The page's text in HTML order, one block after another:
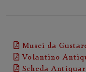
Musei da
Volantino
Scheda